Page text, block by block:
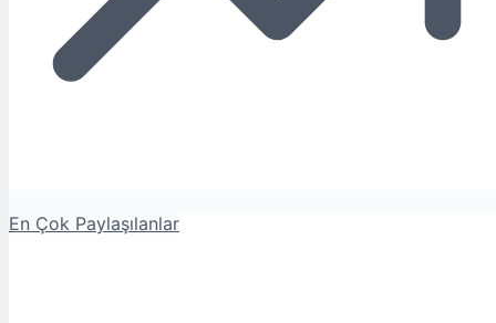
En Çok Paylaşılanlar